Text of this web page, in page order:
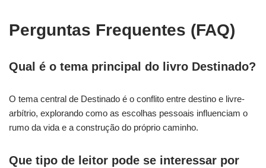
Perguntas Frequentes (FAQ)
Qual é o tema principal do livro Destinado?
O tema central de Destinado é o conflito entre destino e livre-
arbítrio, explorando como as escolhas pessoais influenciam o
rumo da vida e a construção do próprio caminho.
Que tipo de leitor pode se interessar por